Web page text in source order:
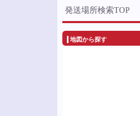
発送場所検索TOP
地図から探す